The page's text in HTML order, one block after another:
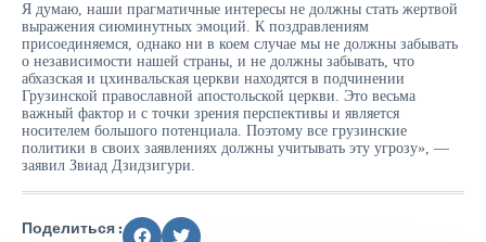
Я думаю, наши прагматичные интересы не должны стать жертвой
выражения сиюминутных эмоций. К поздравлениям
присоединяемся, однако ни в коем случае мы не должны забывать
о независимости нашей страны, и не должны забывать, что
абхазская и цхинвальская церкви находятся в подчинении
Грузинской православной апостольской церкви. Это весьма
важный фактор и с точки зрения перспективы и является
носителем большого потенциала. Поэтому все грузинские
политики в своих заявлениях должны учитывать эту угрозу», —
заявил Звиад Дзидзигури.
Поделиться :